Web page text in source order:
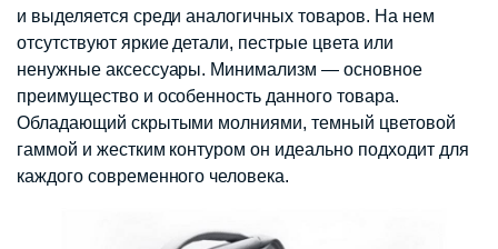
и выделяется среди аналогичных товаров. На нем
отсутствуют яркие детали, пестрые цвета или
ненужные аксессуары. Минимализм — основное
преимущество и особенность данного товара.
Обладающий скрытыми молниями, темный цветовой
гаммой и жестким контуром он идеально подходит для
каждого современного человека.